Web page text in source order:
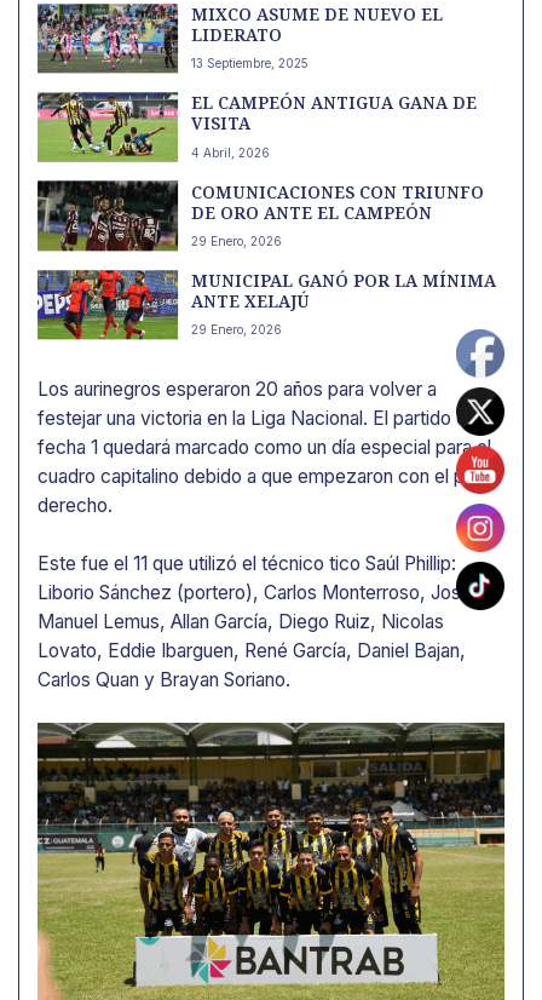
MIXCO ASUME DE NUEVO EL
LIDERATO
13 Septiembre, 2025
EL CAMPEÓN ANTIGUA GANA DE
VISITA
4 Abril, 2026
COMUNICACIONES CON TRIUNFO
DE ORO ANTE EL CAMPEÓN
29 Enero, 2026
MUNICIPAL GANÓ POR LA MÍNIMA
ANTE XELAJÚ
29 Enero, 2026
Los aurinegros esperaron 20 años para volver a
festejar una victoria en la Liga Nacional. El partido de la
fecha 1 quedará marcado como un día especial para el
cuadro capitalino debido a que empezaron con el pie
derecho.
Este fue el 11 que utilizó el técnico tico Saúl Phillip:
Liborio Sánchez (portero), Carlos Monterroso, José
Manuel Lemus, Allan García, Diego Ruiz, Nicolas
Lovato, Eddie Ibarguen, René García, Daniel Bajan,
Carlos Quan y Brayan Soriano.